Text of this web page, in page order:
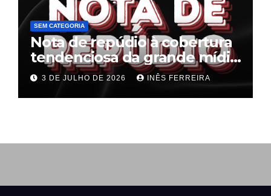
SEM CATEGORIA
Nota de repúdio à cobertura
tendenciosa da grande mídia
sobre o fim da escala 6×1
3 DE JULHO DE 2026 INÊS FERREIRA